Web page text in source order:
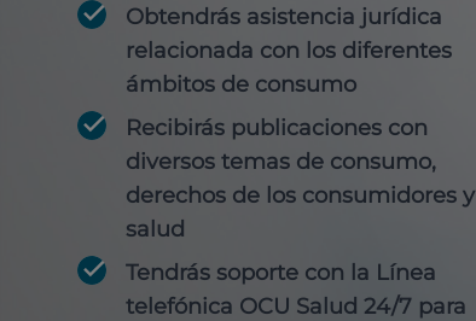
Obtendrás asistencia jurídica
relacionada con los diferentes
ámbitos de consumo
Recibirás publicaciones con
diversos temas de consumo,
derechos de los consumidores y
salud
Tendrás soporte con la Línea
telefónica OCU Salud 24/7 para